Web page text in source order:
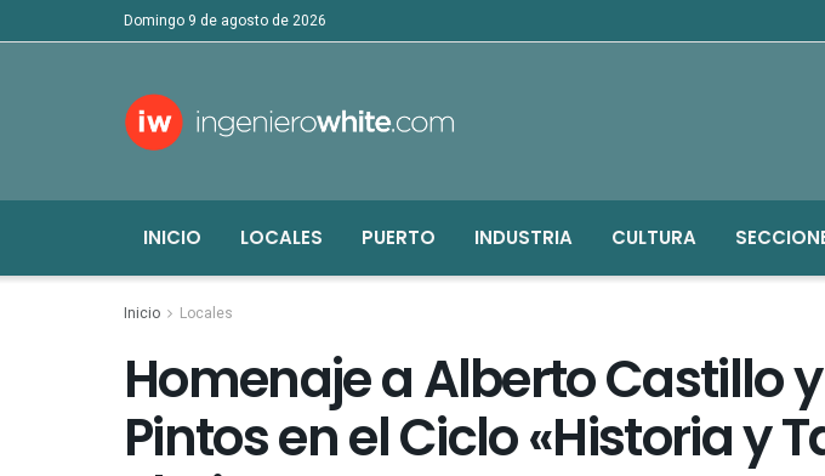
domingo 9 de agosto de 2026
INICIO LOCALES PUERTO INDUSTRIA CULTURA
Inicio Locales
Homenaje a Alberto Castillo
Pintos en el Ciclo «Historia y